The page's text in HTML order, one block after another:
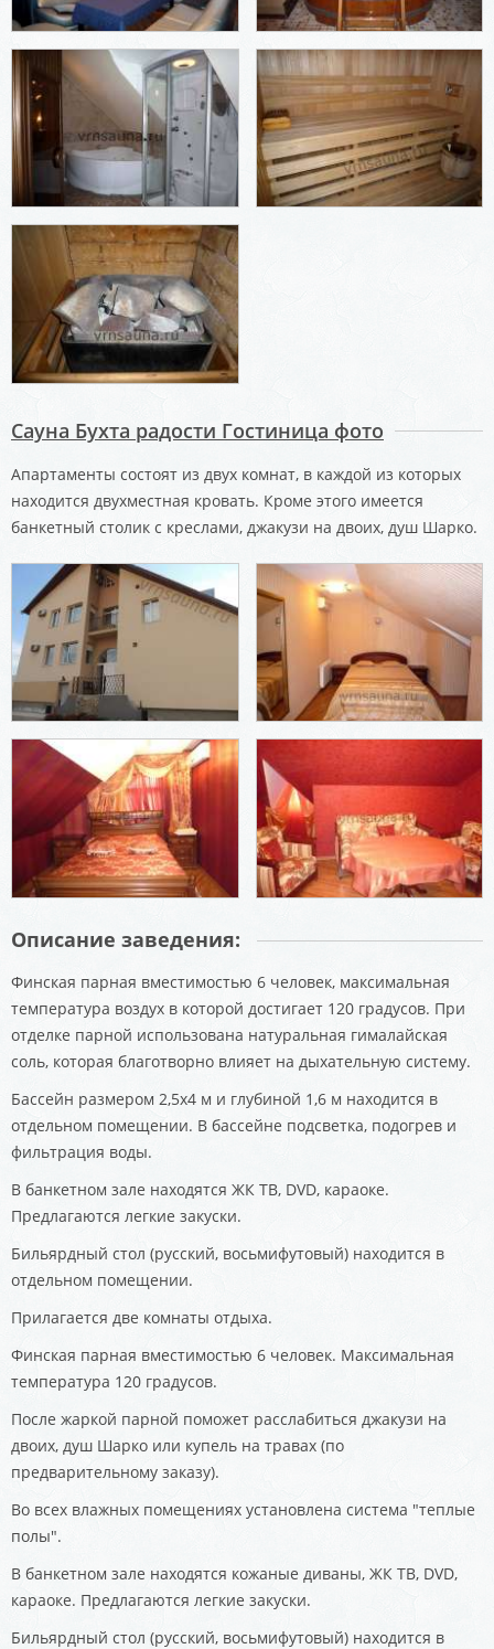
Сауна Бухта радости Гостиница фото
Апартаменты состоят из двух комнат, в каждой из которых
находится двухместная кровать. Кроме этого имеется
банкетный столик с креслами, джакузи на двоих, душ Шарко.
Описание заведения:
Финская парная вместимостью 6 человек, максимальная
температура воздух в которой достигает 120 градусов. При
отделке парной использована натуральная гималайская
соль, которая благотворно влияет на дыхательную систему.
Бассейн размером 2,5х4 м и глубиной 1,6 м находится в
отдельном помещении. В бассейне подсветка, подогрев и
фильтрация воды.
В банкетном зале находятся ЖК ТВ, DVD, караоке.
Предлагаются легкие закуски.
Бильярдный стол (русский, восьмифутовый) находится в
отдельном помещении.
Прилагается две комнаты отдыха.
Финская парная вместимостью 6 человек. Максимальная
температура 120 градусов.
После жаркой парной поможет расслабиться джакузи на
двоих, душ Шарко или купель на травах (по
предварительному заказу).
Во всех влажных помещениях установлена система "теплые
полы".
В банкетном зале находятся кожаные диваны, ЖК ТВ, DVD,
караоке. Предлагаются легкие закуски.
Бильярдный стол (русский, восьмифутовый) находится в